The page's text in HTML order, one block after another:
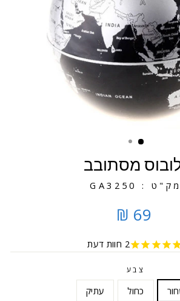
מסתובב
מק"ט : GA3250
69 ₪
2 חוות דעת
צבע
כחול עתיק